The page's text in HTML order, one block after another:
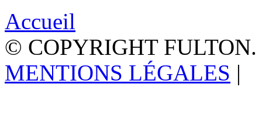
Accueil
© COPYRIGHT
MENTIONS LÉGALES |